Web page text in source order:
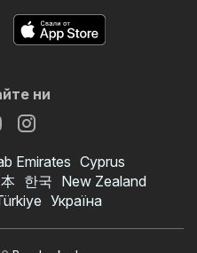
ни
Emirates Cyprus
한국 New Zealand
Україна